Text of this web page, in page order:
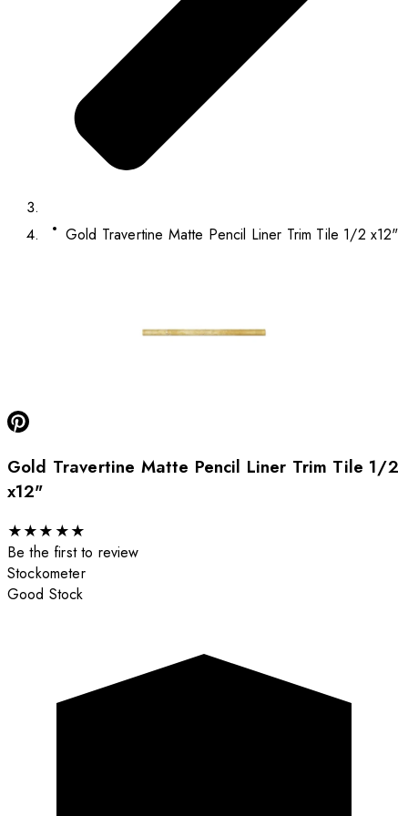
Gold Travertine Matte Pencil Liner Trim Tile 1/2 x12"
Gold Travertine Matte Pencil Liner Trim Tile 1/2
x12"
★★★ ★★
Be the first to review
Stockometer
Good Stock